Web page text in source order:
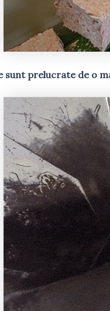
sunt prelucrate de o